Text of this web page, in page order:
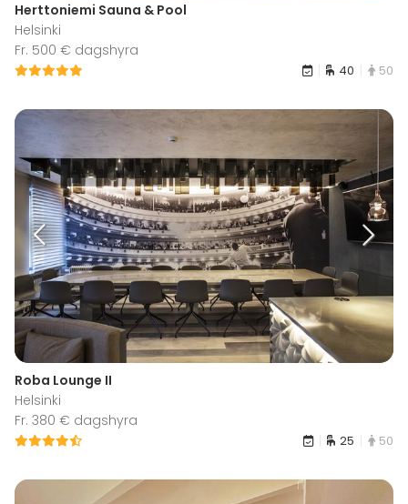
Herttoniemi Sauna & Pool
Helsinki
Fr. 500 € dagshyra
40 50
Roba Lounge II
Helsinki
Fr. 380 € dagshyra
25 50